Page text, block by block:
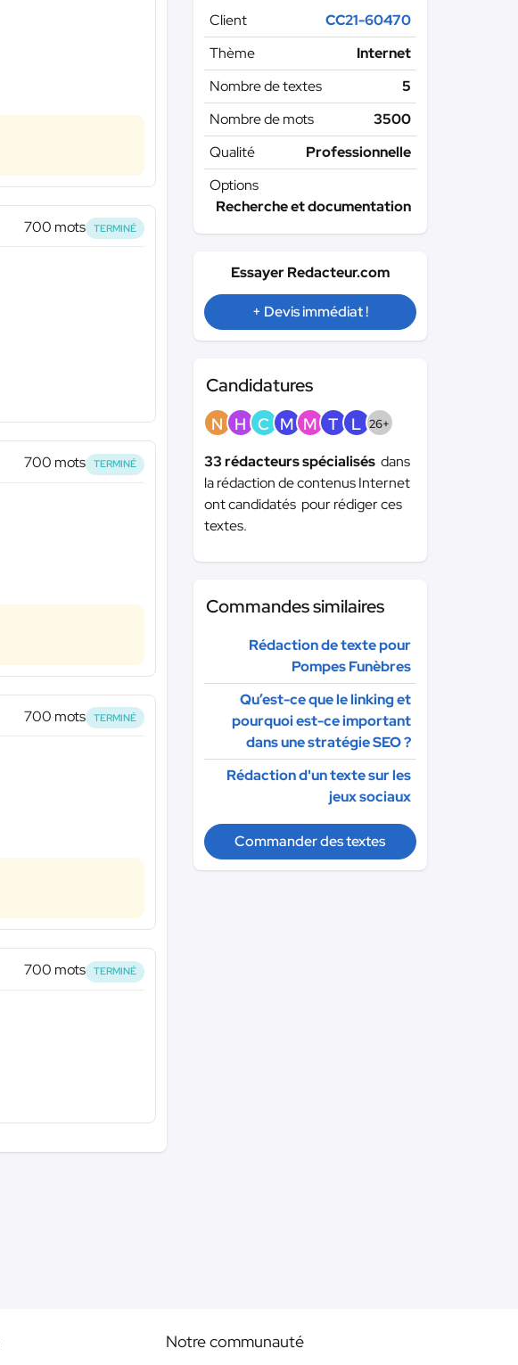
700 mots TERMINÉ
700 mots TERMINÉ
700 mots TERMINÉ
700 mots TERMINÉ
Client
CC21-60470
Thème
Internet
Nombre de textes
5
Nombre de mots
3500
Qualité
Professionnelle
Options
Recherche et documentation
Essayer Redacteur.com
+ Devis immédiat !
Candidatures
N H C M M T L 26+
33 rédacteurs spécialisés dans
la rédaction de contenus Internet
ont candidatés pour rédiger ces
textes.
Commandes similaires
Rédaction de texte pour
Pompes Funèbres
Qu’est-ce que le linking et
pourquoi est-ce important
dans une stratégie SEO ?
Rédaction d'un texte sur les
jeux sociaux
Commander des textes
Notre communauté